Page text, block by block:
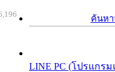
ค้นห
LINE PC (โปรแกร